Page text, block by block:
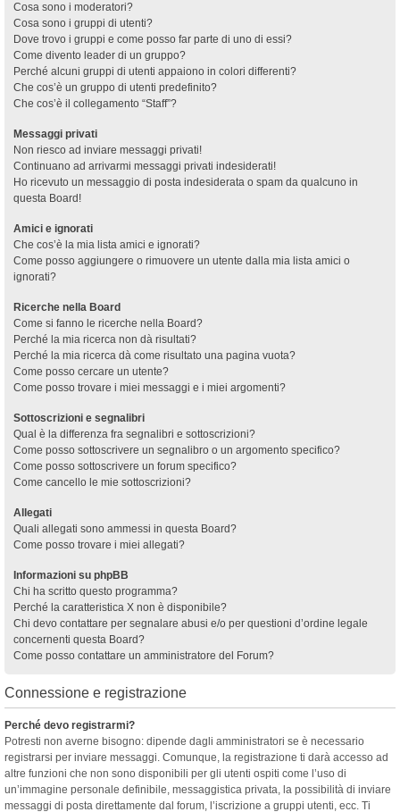
Cosa sono i moderatori?
Cosa sono i gruppi di utenti?
Dove trovo i gruppi e come posso far parte di uno di essi?
Come divento leader di un gruppo?
Perché alcuni gruppi di utenti appaiono in colori differenti?
Che cos’è un gruppo di utenti predefinito?
Che cos’è il collegamento “Staff”?
Messaggi privati
Non riesco ad inviare messaggi privati!
Continuano ad arrivarmi messaggi privati indesiderati!
Ho ricevuto un messaggio di posta indesiderata o spam da qualcuno in
questa Board!
Amici e ignorati
Che cos’è la mia lista amici e ignorati?
Come posso aggiungere o rimuovere un utente dalla mia lista amici o
ignorati?
Ricerche nella Board
Come si fanno le ricerche nella Board?
Perché la mia ricerca non dà risultati?
Perché la mia ricerca dà come risultato una pagina vuota?
Come posso cercare un utente?
Come posso trovare i miei messaggi e i miei argomenti?
Sottoscrizioni e segnalibri
Qual è la differenza fra segnalibri e sottoscrizioni?
Come posso sottoscrivere un segnalibro o un argomento specifico?
Come posso sottoscrivere un forum specifico?
Come cancello le mie sottoscrizioni?
Allegati
Quali allegati sono ammessi in questa Board?
Come posso trovare i miei allegati?
Informazioni su phpBB
Chi ha scritto questo programma?
Perché la caratteristica X non è disponibile?
Chi devo contattare per segnalare abusi e/o per questioni d’ordine legale
concernenti questa Board?
Come posso contattare un amministratore del Forum?
Connessione e registrazione
Perché devo registrarmi?
Potresti non averne bisogno: dipende dagli amministratori se è necessario
registrarsi per inviare messaggi. Comunque, la registrazione ti darà accesso ad
altre funzioni che non sono disponibili per gli utenti ospiti come l’uso di
un’immagine personale definibile, messaggistica privata, la possibilità di inviare
messaggi di posta direttamente dal forum, l’iscrizione a gruppi utenti, ecc. Ti